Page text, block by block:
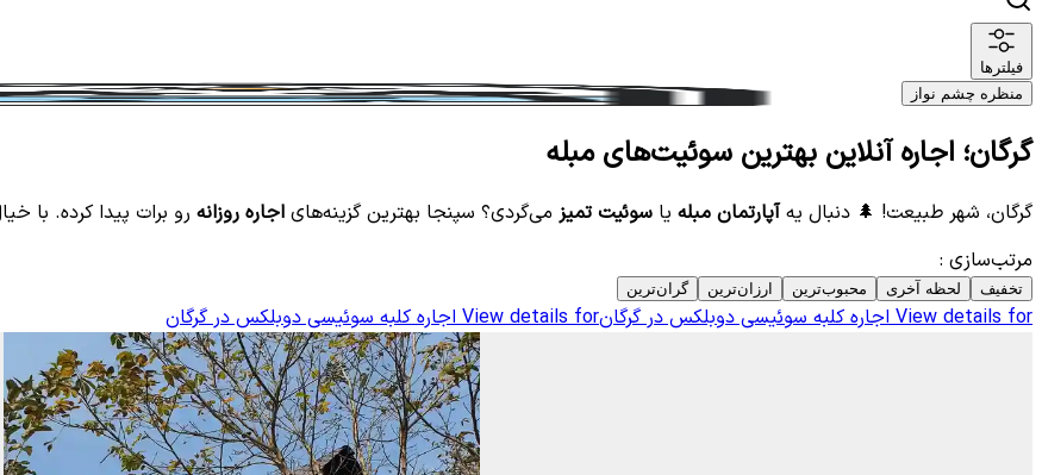
فیلترها
منظره چشم نواز
گرگان؛ اجاره آنلاین بهترین سوئیت‌های مبله
گرگان، شهر طبیعت! 🌲 دنبال یهآپارتمان مبله یا سوئیت تمیز می‌گردی؟ سپنجا بهترین گزینه‌های اجاره روزانه رو برات پیدا کرده. با
مرتب‌سازی :
تخفیف لحظه آخری محبوب‌ترین ارزان‌ترین گران‌ترین
View details for اجاره کلبه سوئیسی دوبلکس در گرگانView details for اجاره کلبه سوئیسی دوبلکس در گرگان